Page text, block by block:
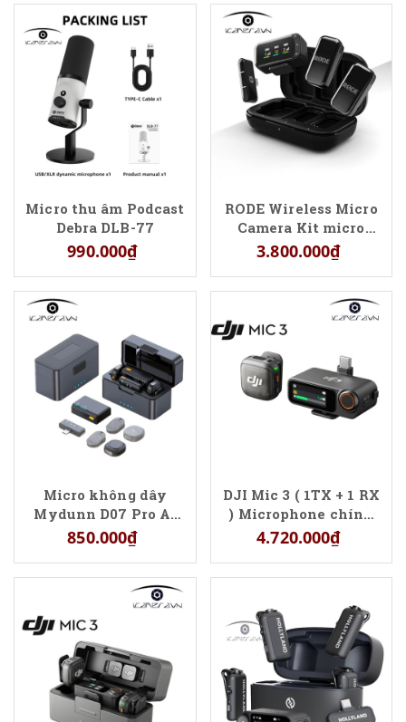
Micro thu âm Podcast
Debra DLB-77
990.000₫
RODE Wireless Micro
Camera Kit micro
không dây chính
3.800.000₫
Micro không dây
Mydunn D07 Pro Ai
chính hãng giá rẻ
850.000₫
DJI Mic 3 ( 1TX + 1 RX
) Microphone chính
hãng giá tốt
4.720.000₫